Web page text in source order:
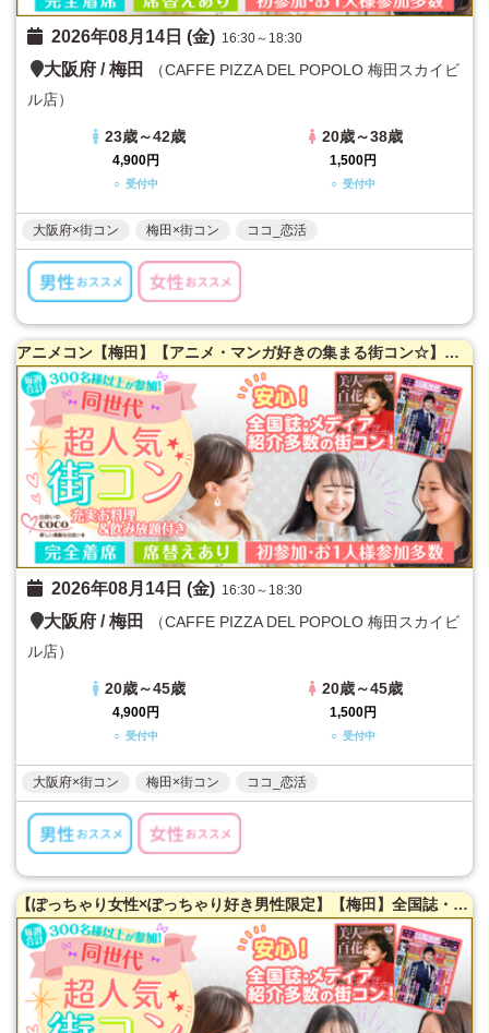
2026年08月14日 (金) 16:30～18:30
大阪府 /梅田
（CAFFE PIZZA DEL POPOLO 梅田スカイビ
ル店）
23歳～42歳
4,900円
○ 受付中
20歳～38歳
1,500円
○ 受付中
大阪府×街コン 梅田×街コン ココ_恋活
アニメコン【梅田】【アニメ・マンガ好きの集まる街コン☆】【梅田】全国誌・美人百花に取材を受けた大阪で一番出会える街コン♪超オシャレ隠れ家カフェ貸切☆同世代で楽しむ♪【充実お料理＆飲み放題付】【カジュアルな雰囲気】だから交流しやすい♪LINE交換自由＆席替えあり！
2026年08月14日 (金) 16:30～18:30
大阪府 /梅田
（CAFFE PIZZA DEL POPOLO 梅田スカイビ
ル店）
20歳～45歳
4,900円
○ 受付中
20歳～45歳
1,500円
○ 受付中
大阪府×街コン 梅田×街コン ココ_恋活
【ぽっちゃり女性×ぽっちゃり好き男性限定】【梅田】全国誌・美人百花に取材を受けた大阪で一番出会える街コン♪超オシャレ隠れ家カフェ貸切☆同世代で楽しむ♪【充実お料理＆飲み放題付】【カジュアルな雰囲気】だから交流しやすい♪LINE交換自由＆席替えあり！